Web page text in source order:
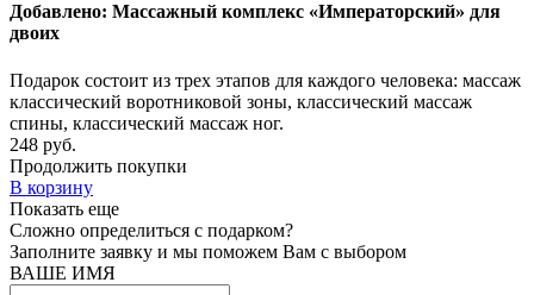
Добавлено: Массажный комплекс «Императорский» для
двоих
Подарок состоит из трех этапов для каждого человека: массаж
классический воротниковой зоны, классический массаж
спины, классический массаж ног.
248 руб.
Продолжить покупки
В корзину
Показать еще
Сложно определиться с подарком?
Заполните заявку и мы поможем Вам с выбором
ВАШЕ ИМЯ